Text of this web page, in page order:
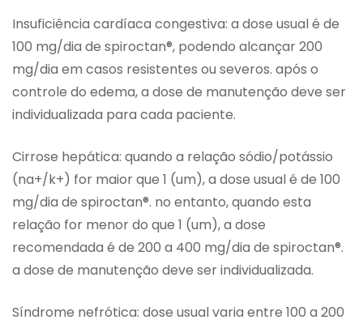
Insuficiência cardíaca congestiva: a dose usual é de
100 mg/dia de spiroctan®, podendo alcançar 200
mg/dia em casos resistentes ou severos. após o
controle do edema, a dose de manutenção deve ser
individualizada para cada paciente.
Cirrose hepática: quando a relação sódio/potássio
(na+/k+) for maior que 1 (um), a dose usual é de 100
mg/dia de spiroctan®. no entanto, quando esta
relação for menor do que 1 (um), a dose
recomendada é de 200 a 400 mg/dia de spiroctan®.
a dose de manutenção deve ser individualizada.
Síndrome nefrótica: dose usual varia entre 100 a 200